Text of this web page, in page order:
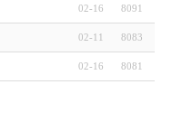
02-16 8091
02-11 8083
02-16 8081